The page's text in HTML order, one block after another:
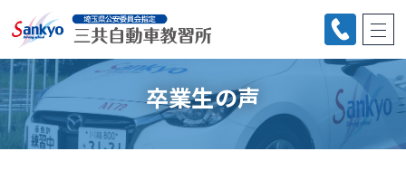
卒業生の声